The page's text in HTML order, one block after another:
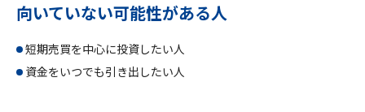
向いていない可能性がある人
短期売買を中心に投資したい人
資金をいつでも引き出したい人